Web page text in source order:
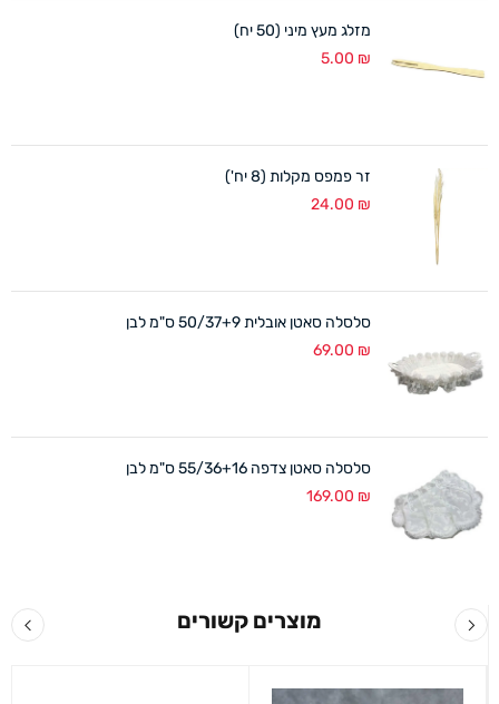
מזלג מעץ מיני (50 יח)
5.00 ₪
זר פמפס מקלות (8 יח')
24.00 ₪
סלסלה סאטן אובלית 50/37+9 ס"מ לבן
69.00 ₪
סלסלה סאטן צדפה 55/36+16 ס"מ לבן
169.00 ₪
מוצרים קשורים